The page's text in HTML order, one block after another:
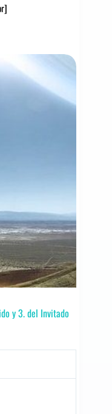
y 3. del Invitado